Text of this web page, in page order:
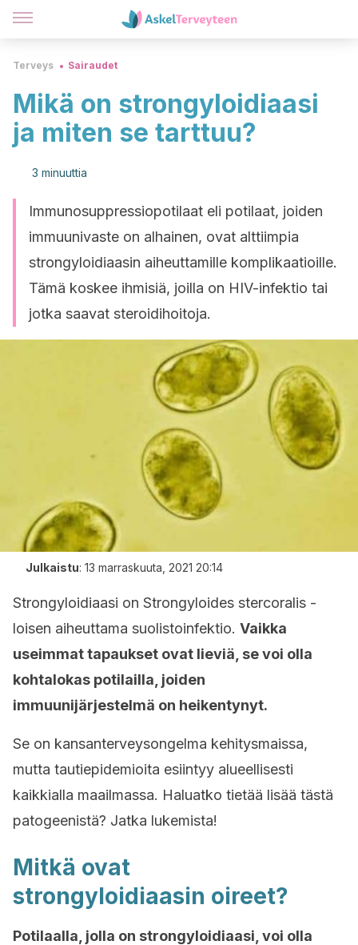
Terveys Sairaudet
Mikä on strongyloidiaasi
ja miten se tarttuu?
3 minuuttia
Immunosuppressiopotilaat eli potilaat, joiden
immuunivaste on alhainen, ovat alttiimpia
strongyloidiaasin aiheuttamille komplikaatioille.
Tämä koskee ihmisiä, joilla on HIV-infektio tai
jotka saavat steroidihoitoja.
Julkaistu: 13 marraskuuta, 2021 20:14
Strongyloidiaasi on Strongyloides stercoralis -
loisen aiheuttama suolistoinfektio. Vaikka
useimmat tapaukset ovat lieviä, se voi olla
kohtalokas potilailla, joiden
immuunijärjestelmä on heikentynyt.
Se on kansanterveysongelma kehitysmaissa,
mutta tautiepidemioita esiintyy alueellisesti
kaikkialla maailmassa. Haluatko tietää lisää tästä
patogeenistä? Jatka lukemista!
Mitkä ovat
strongyloidiaasin oireet?
Potilaalla, jolla on strongyloidiaasi, voi olla